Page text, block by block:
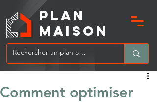
MAIsoN
PLAN
Comment optimiser